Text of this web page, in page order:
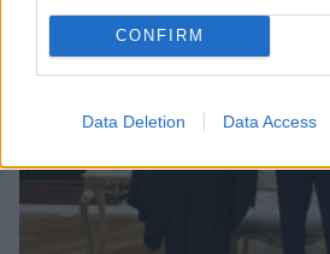
CONFIRM
Data Deletion Data Access